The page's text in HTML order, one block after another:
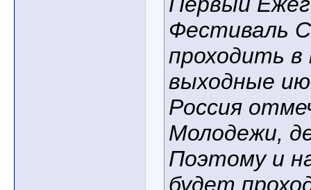
Фестиваль
проходить в
выходные
Россия
Молодежи,
Поэтому и
будет